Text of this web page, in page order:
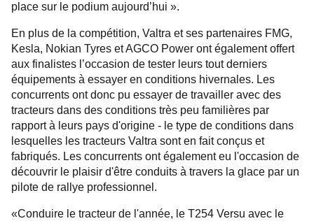
place sur le podium aujourd’hui ».
En plus de la compétition, Valtra et ses partenaires FMG,
Kesla, Nokian Tyres et AGCO Power ont également offert
aux finalistes l’occasion de tester leurs tout derniers
équipements à essayer en conditions hivernales. Les
concurrents ont donc pu essayer de travailler avec des
tracteurs dans des conditions très peu familières par
rapport à leurs pays d'origine - le type de conditions dans
lesquelles les tracteurs Valtra sont en fait conçus et
fabriqués. Les concurrents ont également eu l'occasion de
découvrir le plaisir d'être conduits à travers la glace par un
pilote de rallye professionnel.
«Conduire le tracteur de l'année, le T254 Versu avec le